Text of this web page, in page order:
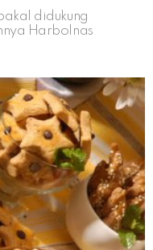
didukung
Harbolnas